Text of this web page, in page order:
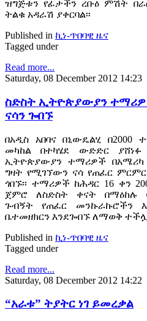
ዝግጅቱን የፊታችን ረቡዕ ምሽት
ትልቁ አዳራሽ ያቀርባል፡፡
Published in ኪነ-ጥበባዊ ዜና
Tagged under
Read more...
Saturday, 08 December 2012 14:23
ስድስት ኢትዮጵያውያን
ናሳን ጐበኙ
በአዲስ አበባና በኒውዴልሂ በ2000
መካከል በተካሄደ ውድድር ያሸነፉ
ኢትዮጵያውያን ተማሪዎች በአሜሪካ
ግዛት የሚገኘውን ናሳ የጠፈር
ጎበኙ፡፡ ተማሪዎች ከሕዳር 16 ቀን
ጀምሮ ለስድስት ቀናት በማዕከሉ
ጉብኝት የጠፈር መንኩራኩሮችን
ቤተመዘክርን እንደጐበኙ ለማወቅ
Published in ኪነ-ጥበባዊ ዜና
Tagged under
Read more...
Saturday, 08 December 2012 14:22
“አራቱ” ትያትር ነገ ይመረቃል